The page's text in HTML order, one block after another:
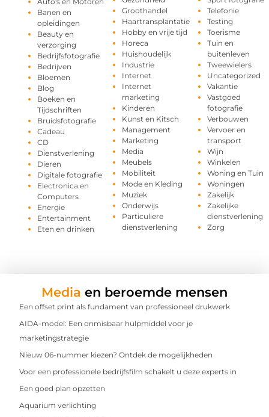
Banen en
opleidingen
Beauty en
verzorging
Bedrijfsfotografie
Bedrijven
Bloemen
Blog
Boeken en
Tijdschriften
Bruidsfotografie
Cadeau
CD
Dienstverlening
Dieren
Digitale fotografie
Electronica en
Computers
Energie
Entertainment
Eten en drinken
Groothandel
Haartransplantatie
Hobby en vrije tijd
Horeca
Huishoudelijk
Industrie
Internet
Internet
marketing
Kinderen
Kunst en Kitsch
Management
Marketing
Media
Meubels
Mobiliteit
Mode en Kleding
Muziek
Onderwijs
Particuliere
dienstverlening
Telefonie
Testing
Toerisme
Tuin en
buitenleven
Tweewielers
Uncategorized
Vakantie
Vastgoed
fotografie
Verbouwen
Vervoer en
transport
Wijn
Winkelen
Woning en Tuin
Woningen
Zakelijk
Zakelijke
dienstverlening
Zorg
Media en beroemde mensen
Een offset print als fundament van professioneel drukwerk
AIDA-model: Een onmisbaar hulpmiddel voor je
marketingstrategie
Nieuw 06-nummer kiezen? Ontdek de mogelijkheden
Voor een professionele bedrijfsfilm schakelt u deze experts in
Een goed plan opzetten
Aquarium verlichting